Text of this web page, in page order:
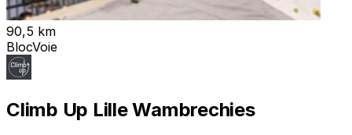
90,5 km
BlocVoie
Climb Up Lille Wambrechies